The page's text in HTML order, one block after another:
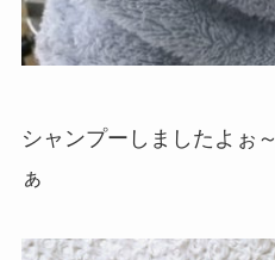
シャンプーしましたよぉ～
ぁ